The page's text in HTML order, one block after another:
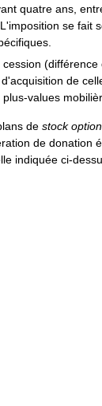
quatre ans,
se fait
de
values
de stock
de donation
indiquée ci-